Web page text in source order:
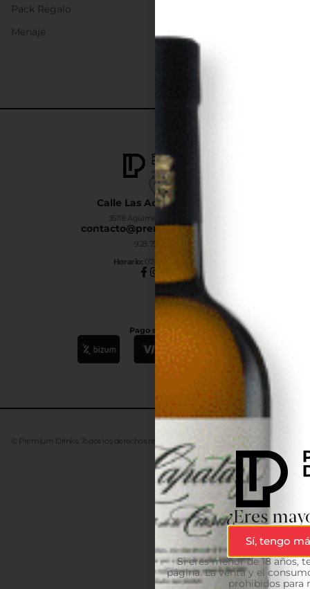
Calle Las Adelfas Nº6-B
35118 Agüimes, Las Palmas
contacto@premiumdrinks.es
928 754 363
Horario: 07:00h a 15:00h
Pago seguro
Pack Regalo
Menaje
© Premium Drinks. Todos los derechos reservados. DesarrolladoAdvanze
¿Eres
Sí, tengo
Si eres menor de 18 años,
página. La venta y el
prohibidos para